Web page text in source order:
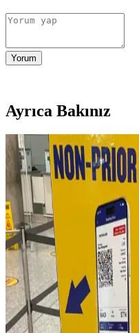
Yorum
Ayrıca Bakınız
Fyro Levo 30L Sırt
Çanta Kullanımı ve
Fyro Levo 30L sırt çantası, iş
pratik paketleme ve
kıyafetler ve kişisel eşyalar
16 Litrelik Kanken Sırt
Minimalist Seyahat
16 litrelik Kanken sırt
için teknoloji, kişisel bakım ve
paketlenmesi anlatılıyor.
vurgulanıyor.